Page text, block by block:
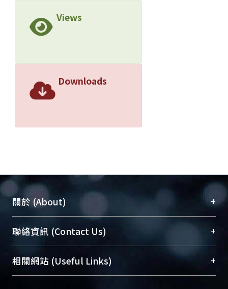
Views
Downloads
關於 (About) +
臺大位居世界頂尖大學之列，為永久珍藏及向國際
展現本校豐碩的研究成果及學術能量，圖書館整合
機構典藏（NTUR）與學術庫（AH）不同功能平
台，成為臺大學術典藏NTU scholars。期能整合研
聯絡資訊 (Contact Us) +
總館學科館員(Main Library)
醫學圖書館學科館員(Medical Library)
相關網站 (Useful Links) +